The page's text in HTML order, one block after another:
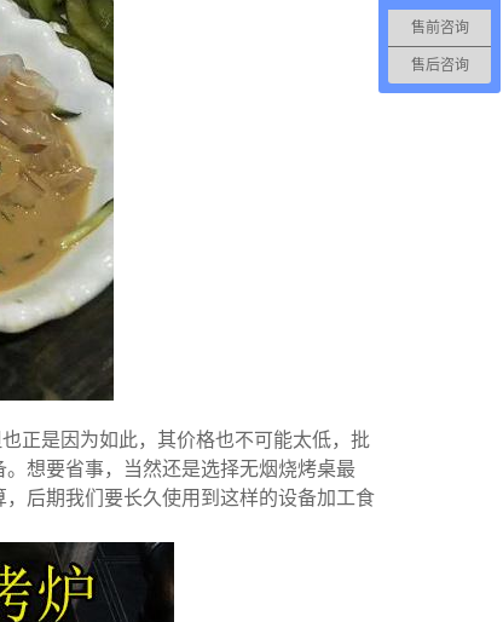
正是因为如此，其价格也不可能太低，批
想要省事，当然还是选择无烟烧烤桌最
后期我们要长久使用到这样的设备加工食
售前咨询
售后咨询